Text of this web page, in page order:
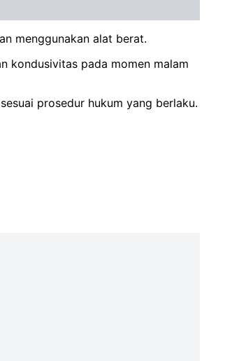
menggunakan alat berat.
kondusivitas pada momen malam
prosedur hukum yang berlaku.